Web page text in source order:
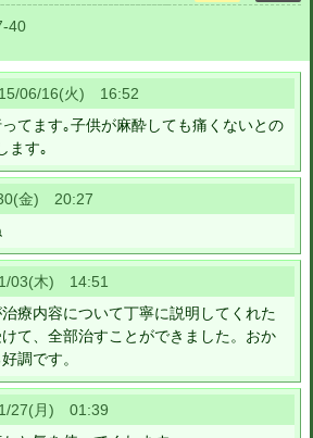
40
06/16(火) 16:52
てます｡子供が麻酔しても痛くないとの
ます｡
金) 20:27
03(木) 14:51
療内容について丁寧に説明してくれた
て、全部治すことができました。おか
調です。
27(月) 01:39